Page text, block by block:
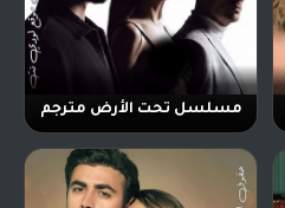
مسلسل تحت الأرض مترجم